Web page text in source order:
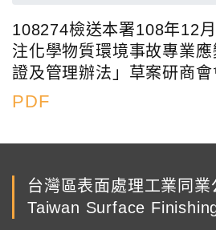
108274檢送本署108年12
注化學物質環境事故專業
證及管理辦法」草案研商
PDF
台灣區表面處理工業同業
Taiwan Surface